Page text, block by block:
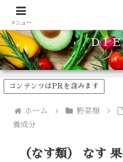
食品のカロリーや糖質など
ＤＩ
コンテンツはPRを含みます
ホーム 野菜類
養成分
（なす類） なす
メニュー